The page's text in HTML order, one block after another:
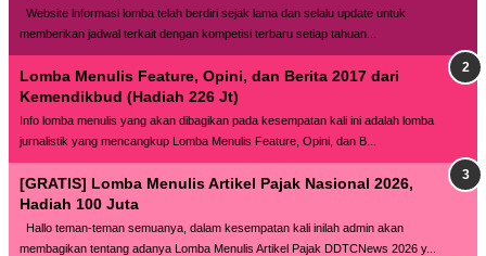
Website lnformasi lomba telah berdiri sejak lama dan selalu update untuk
memberikan jadwal terkait dengan kompetisi terbaru setiap tahuan...
Lomba Menulis Feature, Opini, dan Berita 2017 dari
Kemendikbud (Hadiah 226 Jt)
Info lomba menulis yang akan dibagikan pada kesempatan kali ini adalah lomba
jurnalistik yang mencangkup Lomba Menulis Feature, Opini, dan B...
[GRATIS] Lomba Menulis Artikel Pajak Nasional 2026,
Hadiah 100 Juta
Hallo teman-teman semuanya, dalam kesempatan kali inilah admin akan
membagikan tentang adanya Lomba Menulis Artikel Pajak DDTCNews 2026 y...